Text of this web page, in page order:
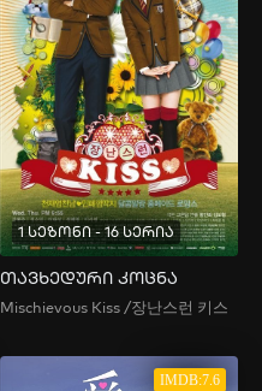
1 სეზონი - 16 სერია
თავხედური კოცნა
Mischievous Kiss /장난스런 키스
IMDB:7.6